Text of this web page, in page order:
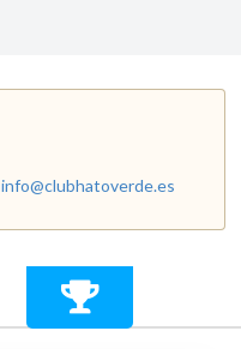
info@clubhatoverde.es